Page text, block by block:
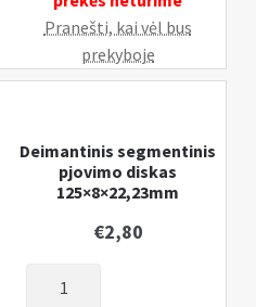
Pranešti, kai vėl bus
prekyboje
Deimantinis segmentinis
pjovimo diskas
125×8×22,23mm
€2,80